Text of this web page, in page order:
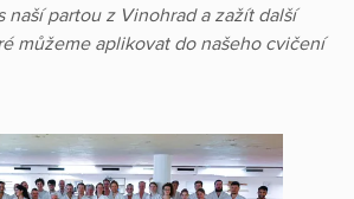
naší partou z Vinohrad a zažít další
můžeme aplikovat do našeho cvičení